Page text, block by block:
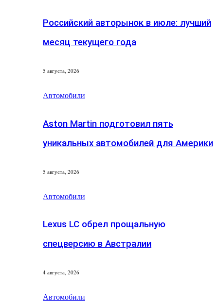
Российский авторынок в июле: лучший
месяц текущего года
5 августа, 2026
Автомобили
Aston Martin подготовил пять
уникальных автомобилей для Америки
5 августа, 2026
Автомобили
Lexus LC обрел прощальную
спецверсию в Австралии
4 августа, 2026
Автомобили